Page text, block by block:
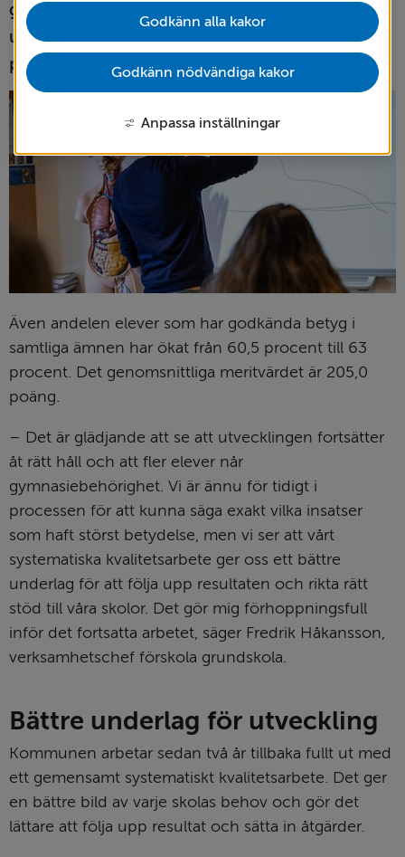
Godkänn alla kakor
Godkänn nödvändiga kakor
Anpassa inställningar
gymnasieskolan ökar för tredje året i rad och
uppgår i år till 78,6 procent, jämfört med 77,7
procent förra året.
Även andelen elever som har godkända betyg i
samtliga ämnen har ökat från 60,5 procent till 63
procent. Det genomsnittliga meritvärdet är 205,0
poäng.
– Det är glädjande att se att utvecklingen fortsätter
åt rätt håll och att fler elever når
gymnasiebehörighet. Vi är ännu för tidigt i
processen för att kunna säga exakt vilka insatser
som haft störst betydelse, men vi ser att vårt
systematiska kvalitetsarbete ger oss ett bättre
underlag för att följa upp resultaten och rikta rätt
stöd till våra skolor. Det gör mig förhoppningsfull
inför det fortsatta arbetet, säger Fredrik Håkansson,
verksamhetschef förskola grundskola.
Bättre underlag för utveckling
Kommunen arbetar sedan två år tillbaka fullt ut med
ett gemensamt systematiskt kvalitetsarbete. Det ger
en bättre bild av varje skolas behov och gör det
lättare att följa upp resultat och sätta in åtgärder.